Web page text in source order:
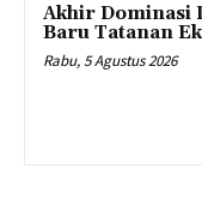
Akhir Dominasi
Baru Tatanan
Rabu, 5 Agustus 2026